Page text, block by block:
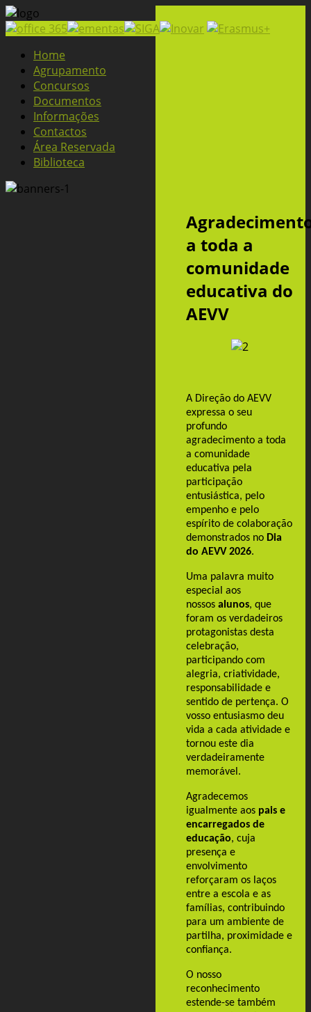
Home
Agrupamento
Concursos
Documentos
Informações
Contactos
Área Reservada
Biblioteca
a toda a
comunidade
educativa do
AEVV
A Direção do AEVV
expressa o seu
profundo
agradecimento a toda
a comunidade
educativa pela
participação
entusiástica, pelo
empenho e pelo
espírito de colaboração
demonstrados no Dia
do AEVV 2026.
Uma palavra muito
especial aos
nossos alunos, que
foram os verdadeiros
protagonistas desta
celebração,
participando com
alegria, criatividade,
responsabilidade e
sentido de pertença. O
vosso entusiasmo deu
vida a cada atividade e
tornou este dia
verdadeiramente
memorável.
Agradecemos
igualmente aos pais e
encarregados de
educação, cuja
presença e
envolvimento
reforçaram os laços
entre a escola e as
famílias, contribuindo
para um ambiente de
partilha, proximidade e
confiança.
O nosso
reconhecimento
estende-se também